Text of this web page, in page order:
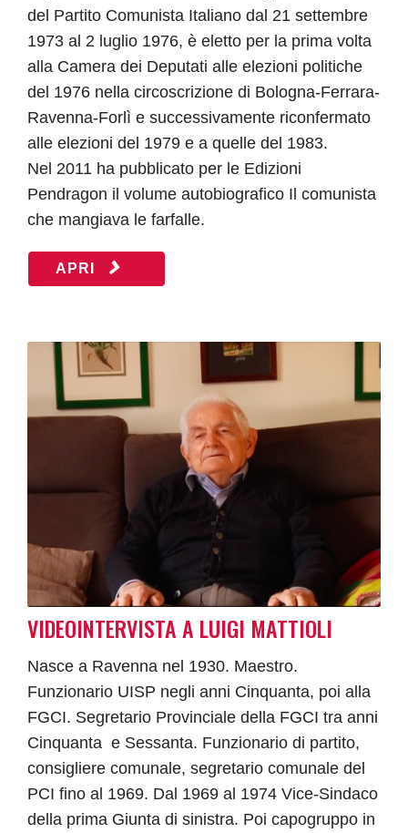
del Partito Comunista Italiano dal 21 settembre
1973 al 2 luglio 1976, è eletto per la prima volta
alla Camera dei Deputati alle elezioni politiche
del 1976 nella circoscrizione di Bologna-Ferrara-
Ravenna-Forlì e successivamente riconfermato
alle elezioni del 1979 e a quelle del 1983.
Nel 2011 ha pubblicato per le Edizioni
Pendragon il volume autobiografico Il comunista
che mangiava le farfalle.
APRI
VIDEOINTERVISTA A LUIGI MATTIOLI
Nasce a Ravenna nel 1930. Maestro.
Funzionario UISP negli anni Cinquanta, poi alla
FGCI. Segretario Provinciale della FGCI tra anni
Cinquanta e Sessanta. Funzionario di partito,
consigliere comunale, segretario comunale del
PCI fino al 1969. Dal 1969 al 1974 Vice-Sindaco
della prima Giunta di sinistra. Poi capogruppo in